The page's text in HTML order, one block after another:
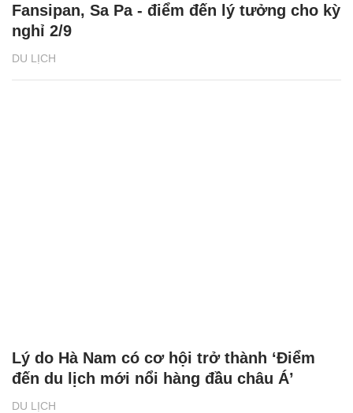
DU LỊCH
Fansipan, Sa Pa - điểm đến lý tưởng cho kỳ
nghỉ 2/9
DU LỊCH
Lý do Hà Nam có cơ hội trở thành ‘Điểm
đến du lịch mới nổi hàng đầu châu Á’